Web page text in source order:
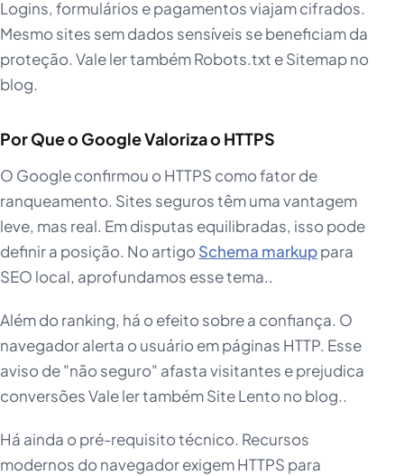
Logins, formulários e pagamentos viajam cifrados.
Mesmo sites sem dados sensíveis se beneficiam da
proteção. Vale ler também Robots.txt e Sitemap no
blog.
Por Que o Google Valoriza o HTTPS
O Google confirmou o HTTPS como fator de
ranqueamento. Sites seguros têm uma vantagem
leve, mas real. Em disputas equilibradas, isso pode
definir a posição. No artigoSchema markuppara
SEO local, aprofundamos esse tema..
Além do ranking, há o efeito sobre a confiança. O
navegador alerta o usuário em páginas HTTP. Esse
aviso de "não seguro" afasta visitantes e prejudica
conversões Vale ler também Site Lento no blog..
Há ainda o pré-requisito técnico. Recursos
modernos do navegador exigem HTTPS para